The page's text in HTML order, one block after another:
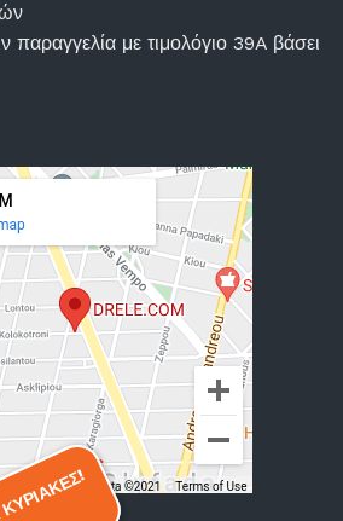
παραγγελία με τιμολόγιο 39A βάσει